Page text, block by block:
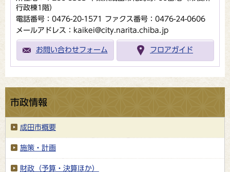
行政棟1階）
電話番号：0476-20-1571
ファクス番号：0476-24-0606
メールアドレス：kaikei@city.narita.chiba.jp
お問い合わせフォーム フロアガイド
市政情報
成田市概要
施策・計画
財政（予算・決算ほか）